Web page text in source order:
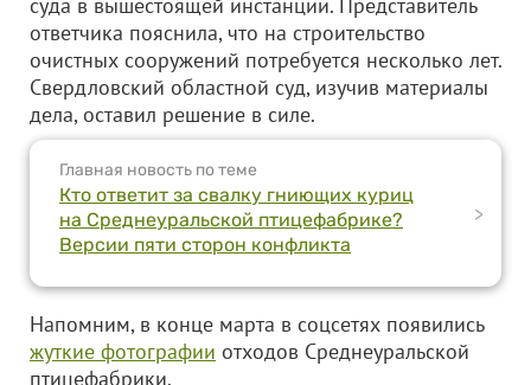
ответчика пояснила, что на строительство
очистных сооружений потребуется несколько лет.
Свердловский областной суд, изучив материалы
дела, оставил решение в силе.
Главная новость по теме
Кто ответит за свалку гниющих куриц
на Среднеуральской птицефабрике?
Версии пяти сторон конфликта
>
Напомним, в конце марта в соцсетях появились
жуткие фотографии отходов Среднеуральской
птицефабрики.